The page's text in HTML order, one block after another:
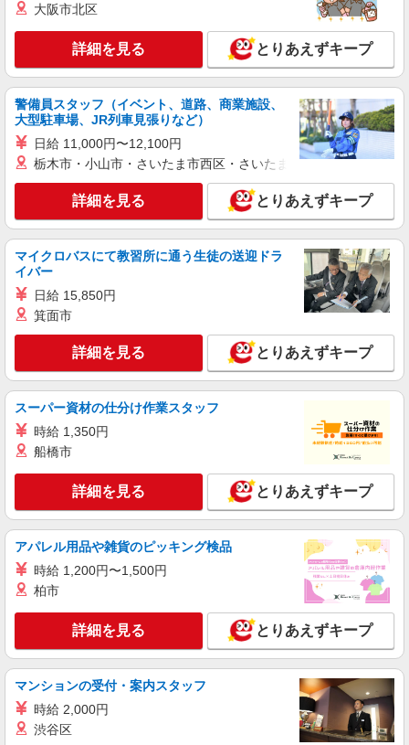
Lee Tan Tan Cafe 経堂コルティ店 東京都世
田谷区経堂2-1-33 経堂コルティ4F
詳細を見る
アルバイト
コンパスグループ・ジャパン株式会社 39261_p
調理補助【アルバイト・パート】
時給1,300円以上 試用期間中 時給1,300円以上
分単位で別途支給します。
芦花翠風邸 （東京都世田谷区南烏山1-1017
芦花翠風邸）
キープ 詳細を見る
アルバイト パート
そんぽの家S 成城西
調理補助スタッフ
給設定あり ★希望収入がありましたら、ご相談い
ただければ希望条件に合うかの確認もいたしま
す。 ★時間外手当別途支給 ★上記金額は働きがい
向上手当を含みます。 ★働きがい向上手当※26年
6月改定（地域により異なる） 社会保険加入者
は更に＋50円
キープ 詳細を見る
アルバイト パート
コンパスグループ・ジャパン株式会社 39530_p
調理補助【アルバイト・パート】
時給1,300円以上 試用期間中 時給1,300円以上
分単位で別途支給します。
関東中央病院 （東京都世田谷区上用賀6丁目
25-1）
キープ 詳細を見る
アルバイト パート
コンパスグループ・ジャパン株式会社 39530_p
大阪市北区
詳細を見る とりあえずキープ
警備員スタッフ（イベント、道路、商業施設、
大型駐車場、JR列車見張りなど）
日給 11,000円〜12,100円
栃木市・小山市・さいたま市西区・さいたま市岩槻区・久喜市・
詳細を見る とりあえずキープ
マイクロバスにて教習所に通う生徒の送迎ドラ
イバー
日給 15,850円
箕面市
詳細を見る とりあえずキープ
スーパー資材の仕分け作業スタッフ
時給 1,350円
船橋市
詳細を見る とりあえずキープ
アパレル用品や雑貨のピッキング検品
時給 1,200円〜1,500円
柏市
詳細を見る とりあえずキープ
マンションの受付・案内スタッフ
時給 2,000円
渋谷区